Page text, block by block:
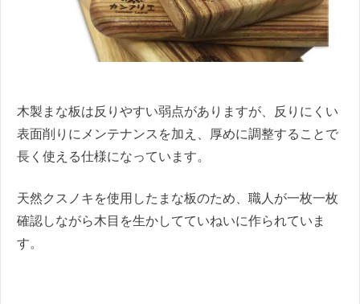
木製まな板は反りやすい弱点がありますが、反りにくい
表面削りにメンテナンスを加え、厚めに調整することで
長く使える仕様になっています。
天然クスノキを使用したまな板のため、職人が一枚一枚
確認しながら木目を生かしてていねいに作られていま
す。